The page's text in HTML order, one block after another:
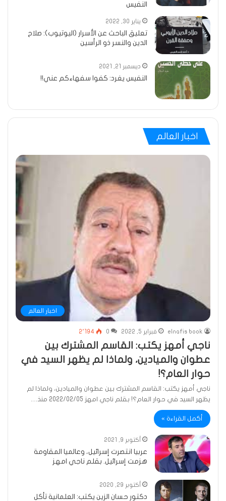
النفيس
يناير 30, 2022
تعليق الباحث عن الأسرار (اليوتيوب): صلاح
الدين والنسر ذو الرأسين
ديسمبر 21, 2021
النفيس يغرد: كفوا سفهاءكم عني!!
اخبار العالم
اخبار العالم
elnafis book فبراير 5, 2022 0 2٬194
ناجي أمهز يكتب: القاسم المشترك بين
عطوان والميادين، ولماذا لم يظهر السيد في
حوار العام؟!
ناجي أمهز يكتب: القاسم المشترك بين عطوان والميادين، ولماذا لم
يظهر السيد في حوار العام؟! بقلم ناجي امهز ‏05‏/02‏/2022 منذ…
أكمل القراءة »
أكتوبر 9, 2021
عربيا انتصرت إسرائيل، وعالميا المقاومة
هزمت إسرائيل. بقلم ناجي امهز
أكتوبر 29, 2020
دكتور حسان الزين يكتب: العلمانية تأكل